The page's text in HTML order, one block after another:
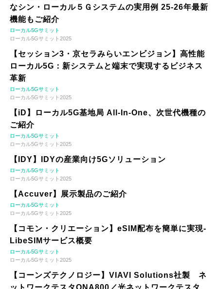
なシン・ローカル５Ｇシステムの実用例 25-26年最新
機能もご紹介
ローカル5Gサミット
ローカル5Gサミット2025
【セッション3・京セラみらいエンビジョン】高性能
ローカル5G：新システムと端末で実現するビジネス
革新
ローカル5Gサミット
ローカル5Gサミット2025
【iD】ローカル5G基地局 All-In-One、次世代機種の
ご紹介
ローカル5Gサミット
ローカル5Gサミット2025
【IDY】IDYの産業向け5Gソリューション
ローカル5Gサミット
ローカル5Gサミット2025
【Accuver】展示製品のご紹介
ローカル5Gサミット
ローカル5Gサミット2025
【コモン・クリエーション】eSIM配布を簡単に実現-
LibeSIMサービス概要
ローカル5Gサミット
ローカル5Gサミット2025
【コーンズテクノロジー】VIAVI Solutions社製 ネ